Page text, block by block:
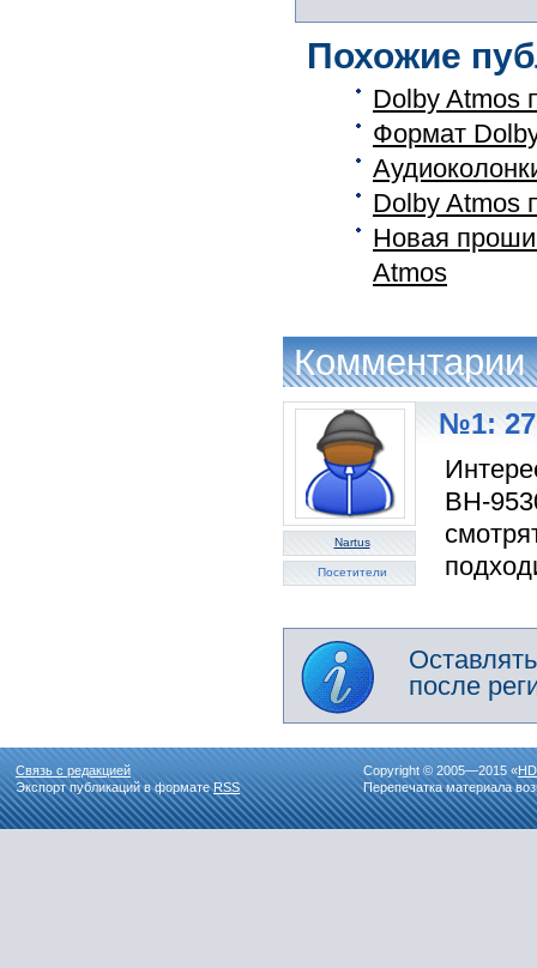
Похожие
Dolby Atmos
Формат
Dolby Atmos
Новая
Atmos
Комментарии
Nartus
Посетители
№1: 27
BH-
после
Связь с редакцией
Экспорт публикаций в форматеRSS
Copyright © 2005—2015 «
Перепечатка материала